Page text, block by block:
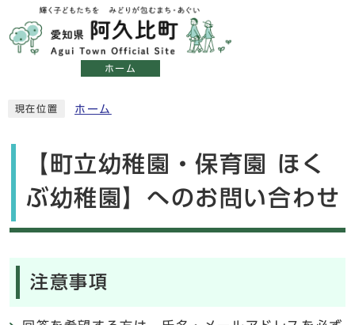
ホーム
現在位置 ホーム
【町立幼稚園・保育園 ほく
ぶ幼稚園】へのお問い合わせ
注意事項